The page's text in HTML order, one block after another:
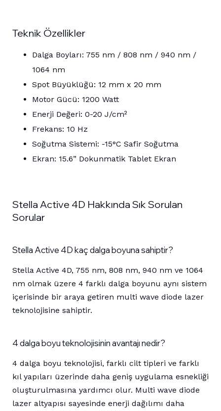
Teknik Özellikler
Dalga Boyları: 755 nm / 808 nm / 940 nm /
1064 nm
Spot Büyüklüğü: 12 mm x 20 mm
Motor Gücü: 1200 Watt
Enerji Değeri: 0-20 J/cm²
Frekans: 10 Hz
Soğutma Sistemi: -15°C Safir Soğutma
Ekran: 15.6” Dokunmatik Tablet Ekran
Stella Active 4D Hakkında Sık Sorulan
Sorular
Stella Active 4D kaç dalga boyuna sahiptir?
Stella Active 4D, 755 nm, 808 nm, 940 nm ve 1064
nm olmak üzere 4 farklı dalga boyunu aynı sistem
içerisinde bir araya getiren multi wave diode lazer
teknolojisine sahiptir.
4 dalga boyu teknolojisinin avantajı nedir?
4 dalga boyu teknolojisi, farklı cilt tipleri ve farklı
kıl yapıları üzerinde daha geniş uygulama esnekliği
oluşturulmasına yardımcı olur. Multi wave diode
lazer altyapısı sayesinde enerji dağılımı daha